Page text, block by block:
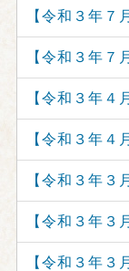
【令和３年
【令和３年
【令和３年
【令和３年
【令和３年
【令和３年
【令和３年